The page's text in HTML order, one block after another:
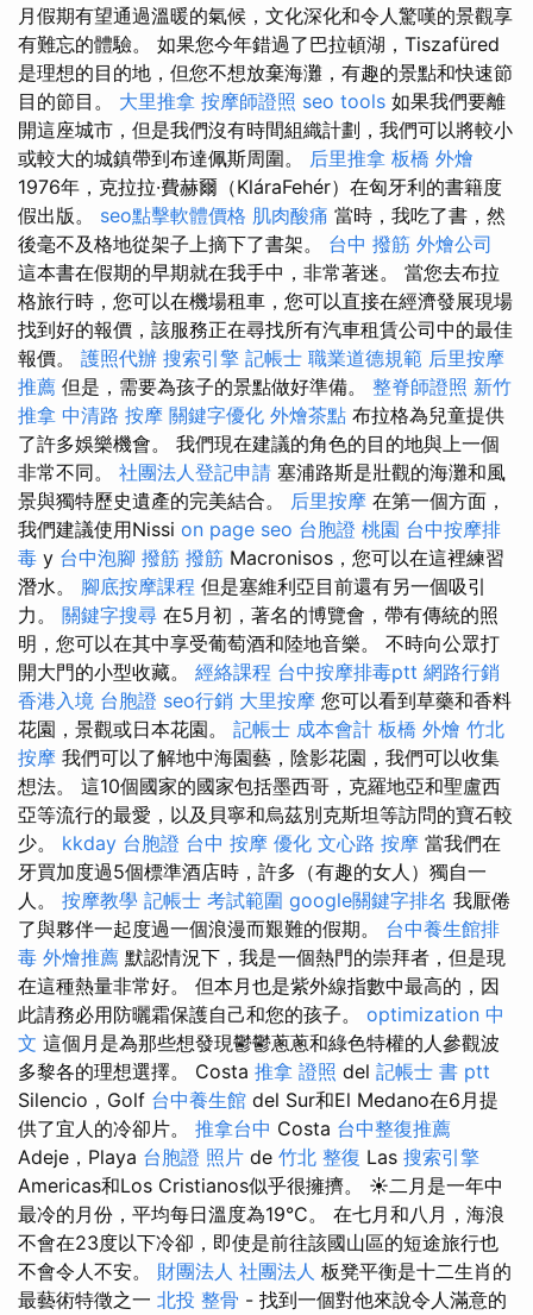
月假期有望通過溫暖的氣候，文化深化和令人驚嘆的景觀享
有難忘的體驗。 如果您今年錯過了巴拉頓湖，Tiszafüred
是理想的目的地，但您不想放棄海灘，有趣的景點和快速節
目的節目。 大里推拿 按摩師證照 seo tools 如果我們要離
開這座城市，但是我們沒有時間組織計劃，我們可以將較小
或較大的城鎮帶到布達佩斯周圍。 后里推拿 板橋 外燴
1976年，克拉拉·費赫爾（KláraFehér）在匈牙利的書籍度
假出版。 seo點擊軟體價格 肌肉酸痛 當時，我吃了書，然
後毫不及格地從架子上摘下了書架。 台中 撥筋 外燴公司
這本書在假期的早期就在我手中，非常著迷。 當您去布拉
格旅行時，您可以在機場租車，您可以直接在經濟發展現場
找到好的報價，該服務正在尋找所有汽車租賃公司中的最佳
報價。 護照代辦 搜索引擎 記帳士 職業道德規範 后里按摩
推薦 但是，需要為孩子的景點做好準備。 整脊師證照 新竹
推拿 中清路 按摩 關鍵字優化 外燴茶點 布拉格為兒童提供
了許多娛樂機會。 我們現在建議的角色的目的地與上一個
非常不同。 社團法人登記申請 塞浦路斯是壯觀的海灘和風
景與獨特歷史遺產的完美結合。 后里按摩 在第一個方面，
我們建議使用Nissi on page seo 台胞證 桃園 台中按摩排
毒 y 台中泡腳 撥筋 撥筋 Macronisos，您可以在這裡練習
潛水。 腳底按摩課程 但是塞維利亞目前還有另一個吸引
力。 關鍵字搜尋 在5月初，著名的博覽會，帶有傳統的照
明，您可以在其中享受葡萄酒和陸地音樂。 不時向公眾打
開大門的小型收藏。 經絡課程 台中按摩排毒ptt 網路行銷
香港入境 台胞證 seo行銷 大里按摩 您可以看到草藥和香料
花園，景觀或日本花園。 記帳士 成本會計 板橋 外燴 竹北
按摩 我們可以了解地中海園藝，陰影花園，我們可以收集
想法。 這10個國家的國家包括墨西哥，克羅地亞和聖盧西
亞等流行的最愛，以及貝寧和烏茲別克斯坦等訪問的寶石較
少。 kkday 台胞證 台中 按摩 優化 文心路 按摩 當我們在
牙買加度過5個標準酒店時，許多（有趣的女人）獨自一
人。 按摩教學 記帳士 考試範圍 google關鍵字排名 我厭倦
了與夥伴一起度過一個浪漫而艱難的假期。 台中養生館排
毒 外燴推薦 默認情況下，我是一個熱門的崇拜者，但是現
在這種熱量非常好。 但本月也是紫外線指數中最高的，因
此請務必用防曬霜保護自己和您的孩子。 optimization 中
文 這個月是為那些想發現鬱鬱蔥蔥和綠色特權的人參觀波
多黎各的理想選擇。 Costa 推拿 證照 del 記帳士 書 ptt
Silencio，Golf 台中養生館 del Sur和El Medano在6月提
供了宜人的冷卻片。 推拿台中 Costa 台中整復推薦
Adeje，Playa 台胞證 照片 de 竹北 整復 Las 搜索引擎
Americas和Los Cristianos似乎很擁擠。 ☀️二月是一年中
最冷的月份，平均每日溫度為19°C。 在七月和八月，海浪
不會在23度以下冷卻，即使是前往該國山區的短途旅行也
不會令人不安。 財團法人 社團法人 板凳平衡是十二生肖的
最藝術特徵之一 北投 整骨 - 找到一個對他來說令人滿意的